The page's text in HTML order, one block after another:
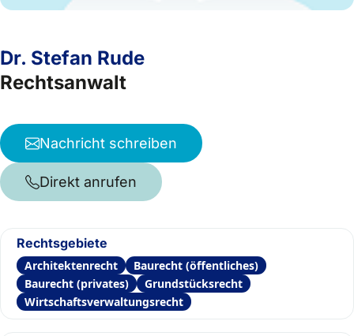
Dr. Stefan Rude
Rechtsanwalt
Nachricht schreiben
Direkt anrufen
Rechtsgebiete
Architektenrecht
Baurecht (öffentliches)
Baurecht (privates)
Grundstücksrecht
Wirtschaftsverwaltungsrecht